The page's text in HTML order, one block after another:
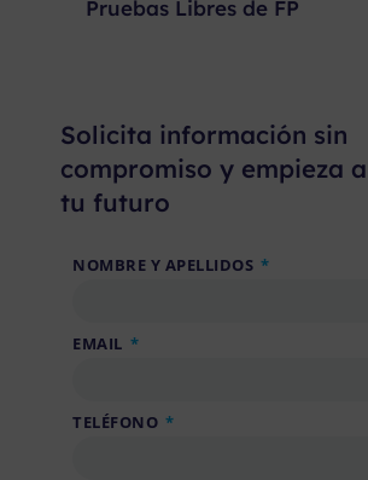
Pruebas Libres de FP
Solicita información sin
compromiso y empieza
tu futuro
NOMBRE Y APELLIDOS
EMAIL
TELÉFONO